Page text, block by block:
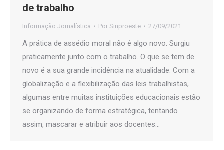
de trabalho
Informação Jornalística Por Sinproeste 27/09/2021
A prática de assédio moral não é algo novo. Surgiu
praticamente junto com o trabalho. O que se tem de
novo é a sua grande incidência na atualidade. Com a
globalização e a flexibilização das leis trabalhistas,
algumas entre muitas instituições educacionais estão
se organizando de forma estratégica, tentando
assim, mascarar e atribuir aos docentes…